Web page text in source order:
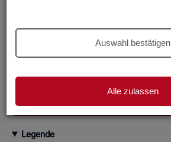
Auswahl bestätigen
Alle zulassen
Zah­len­wer­te i. d. R. auf Viel­fa­che von
die Fil­ter­mög­lich­kei­ten und die
GESAMTDOWNLOAD
Le­gen­de